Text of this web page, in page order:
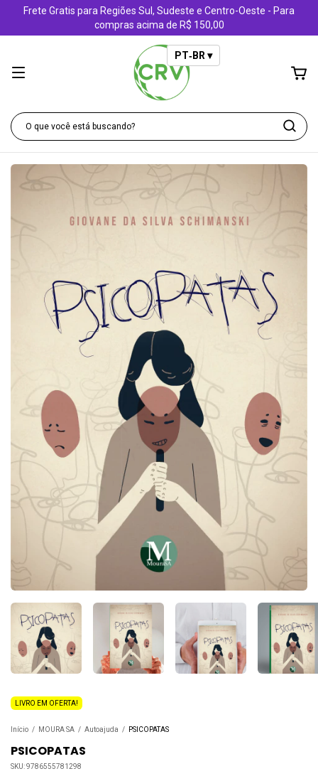
Frete Gratis para Regiões Sul, Sudeste e Centro-Oeste - Para
compras acima de R$ 150,00
PT‑BR ▾
LIVRO EM OFERTA!
Início / MOURA SA / Autoajuda / PSICOPATAS
PSICOPATAS
SKU:9786555781298